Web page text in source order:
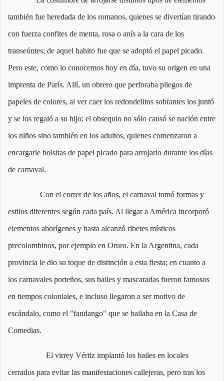
también fue heredada de los romanos, quienes se divertían tirando
con fuerza confites de menta, rosa o anís a la cara de los
transeúntes; de aquel habito fue que se adoptó el papel picado.
Pero este, como lo conocemos hoy en día, tuvo su origen en una
imprenta de París. Allí, un obrero que perforaba pliegos de
papeles de colores, al ver caer los redondelitos sobrantes los juntó
y se los regaló a su hijo; el obsequio no sólo causó se nación entre
los niños sino también en los adultos, quienes comenzaron a
encargarle bolsitas de papel picado para arrojarlo durante los días
de carnaval.
Con el correr de los años, el carnaval tomó formas y
estilos diferentes según cada país. Al llegar a América incorporó
elementos aborígenes y hasta alcanzó ribetes místicos
precolombinos, por ejemplo en Oruro. En la Argentina, cada
provincia le dio su toque de distinción a esta fiesta; en cuanto a
los carnavales porteños, sus bailes y mascaradas fueron famosos
en tiempos coloniales, e incluso llegaron a ser motivo de
escándalo, como el "fandango" que se bailaba en la Casa de
Comedias.
El virrey Vértiz implantó los bailes en locales
cerrados para evitar las manifestaciones callejeras, pero tras los